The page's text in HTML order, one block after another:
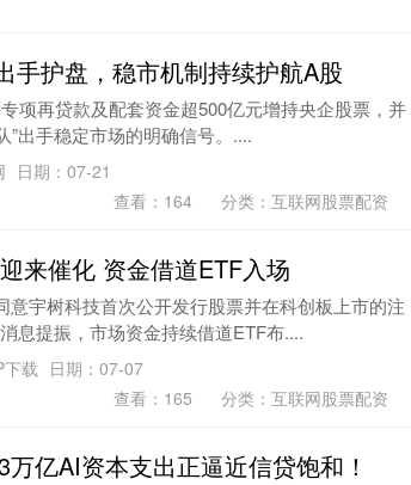
手护盘，稳市机制持续护航A股
项再贷款及配套资金超500亿元增持央企股票，并
”出手稳定市场的明确信号。....
日期：07-21
查看： 164 分类： 互联网股票配资
来催化 资金借道ETF入场
宇树科技首次公开发行股票并在科创板上市的注
息提振，市场资金持续借道ETF布....
载
日期：07-07
查看： 165 分类： 互联网股票配资
亿AI资本支出正逼近信贷饱和！